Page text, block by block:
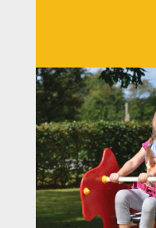
Contact